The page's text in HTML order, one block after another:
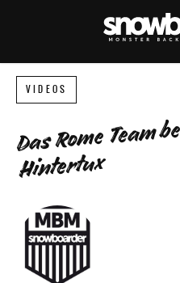
VIDEOS
Das Rome Team
Hintertux